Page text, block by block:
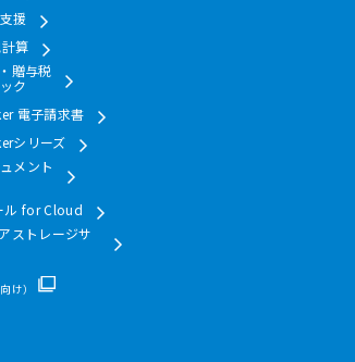
援
算
贈与税
ク
電子請求書
シリーズ
メント
ル for Cloud
ストレージサ
け）